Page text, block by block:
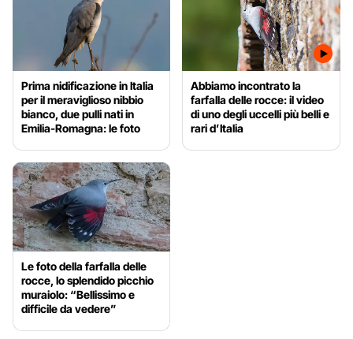
Prima nidificazione in Italia
per il meraviglioso nibbio
bianco, due pulli nati in
Emilia-Romagna: le foto
Abbiamo incontrato la
farfalla delle rocce: il video
di uno degli uccelli più belli e
rari d’Italia
Le foto della farfalla delle
rocce, lo splendido picchio
muraiolo: “Bellissimo e
difficile da vedere”